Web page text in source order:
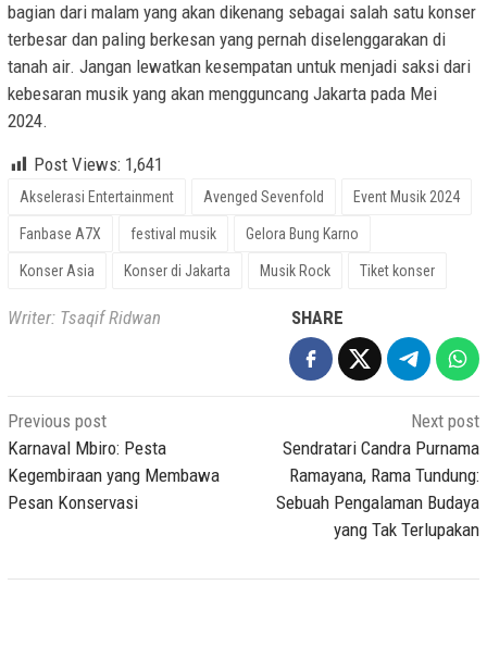
bagian dari malam yang akan dikenang sebagai salah satu konser
terbesar dan paling berkesan yang pernah diselenggarakan di
tanah air. Jangan lewatkan kesempatan untuk menjadi saksi dari
kebesaran musik yang akan mengguncang Jakarta pada Mei
2024.
Post Views: 1,641
Akselerasi Entertainment Avenged Sevenfold Event Musik 2024
Fanbase A7X festival musik Gelora Bung Karno
Konser Asia Konser di Jakarta Musik Rock Tiket konser
Writer: Tsaqif Ridwan SHARE
Post
navigation
Previous post
Karnaval Mbiro: Pesta
Kegembiraan yang Membawa
Pesan Konservasi
Next post
Sendratari Candra Purnama
Ramayana, Rama Tundung:
Sebuah Pengalaman Budaya
yang Tak Terlupakan